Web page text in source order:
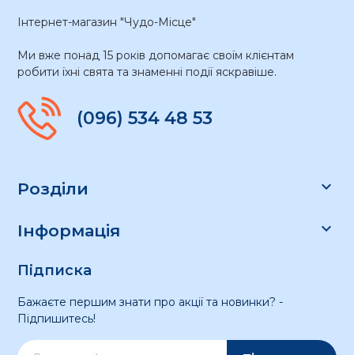
Інтернет-магазин "Чудо-Місце"
Ми вже понад 15 років допомагає своїм клієнтам
робити їхні свята та знаменні події яскравіше.
(096) 534 48 53
Розділи 
Інформація 
Підписка
Бажаєте першим знати про акції та новинки? -
Підпишитесь!